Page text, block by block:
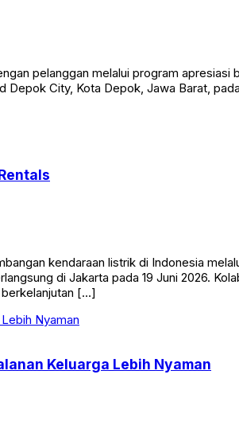
pelanggan melalui program apresiasi
Depok City, Kota Depok, Jawa Barat,
kendaraan listrik di Indonesia
di Jakarta pada 19 Juni 2026.
[…]
Keluarga Lebih Nyaman